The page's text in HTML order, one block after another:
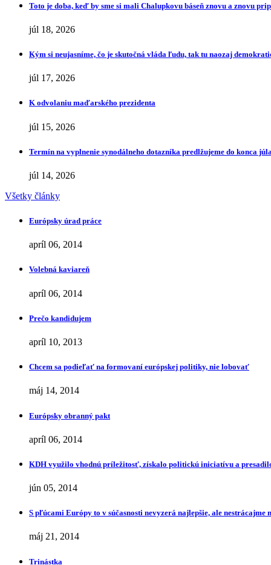
Toto je doba, keď by sme si mali Chalupkovu báseň znovu a znovu
júl 18, 2026
Kým si neujasníme, čo je skutočná vláda ľudu, tak tu naozaj
júl 17, 2026
K odvolaniu maďarského prezidenta
júl 15, 2026
Termín na vyplnenie synodálneho dotazníka predlžujeme do konca júla
júl 14, 2026
Všetky články
Európsky úrad práce
apríl 06, 2014
Volebná kaviareň
apríl 06, 2014
Prečo kandidujem
apríl 10, 2013
Chcem sa podieľať na formovaní európskej politiky, nie lobovať
máj 14, 2014
Európsky obranný pakt
apríl 06, 2014
KDH využilo vhodnú príležitosť, získalo politickú iniciatívu a
jún 05, 2014
S pľúcami Európy to v súčasnosti nevyzerá najlepšie, ale nestrácajme
máj 21, 2014
Trinástka